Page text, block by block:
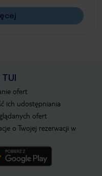
ofert
ich udostępniania
ofert
o Twojej rezerwacji w